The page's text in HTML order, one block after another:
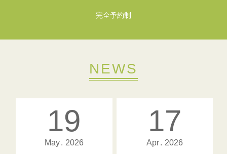
完全予約制
NEWS
19
May 2026
17
Apr 2026